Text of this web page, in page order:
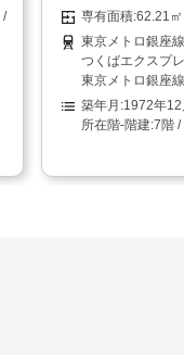
62.21
東京メトロ銀座
つくばエクスプ
東京メトロ銀座
1972年12
7階 /